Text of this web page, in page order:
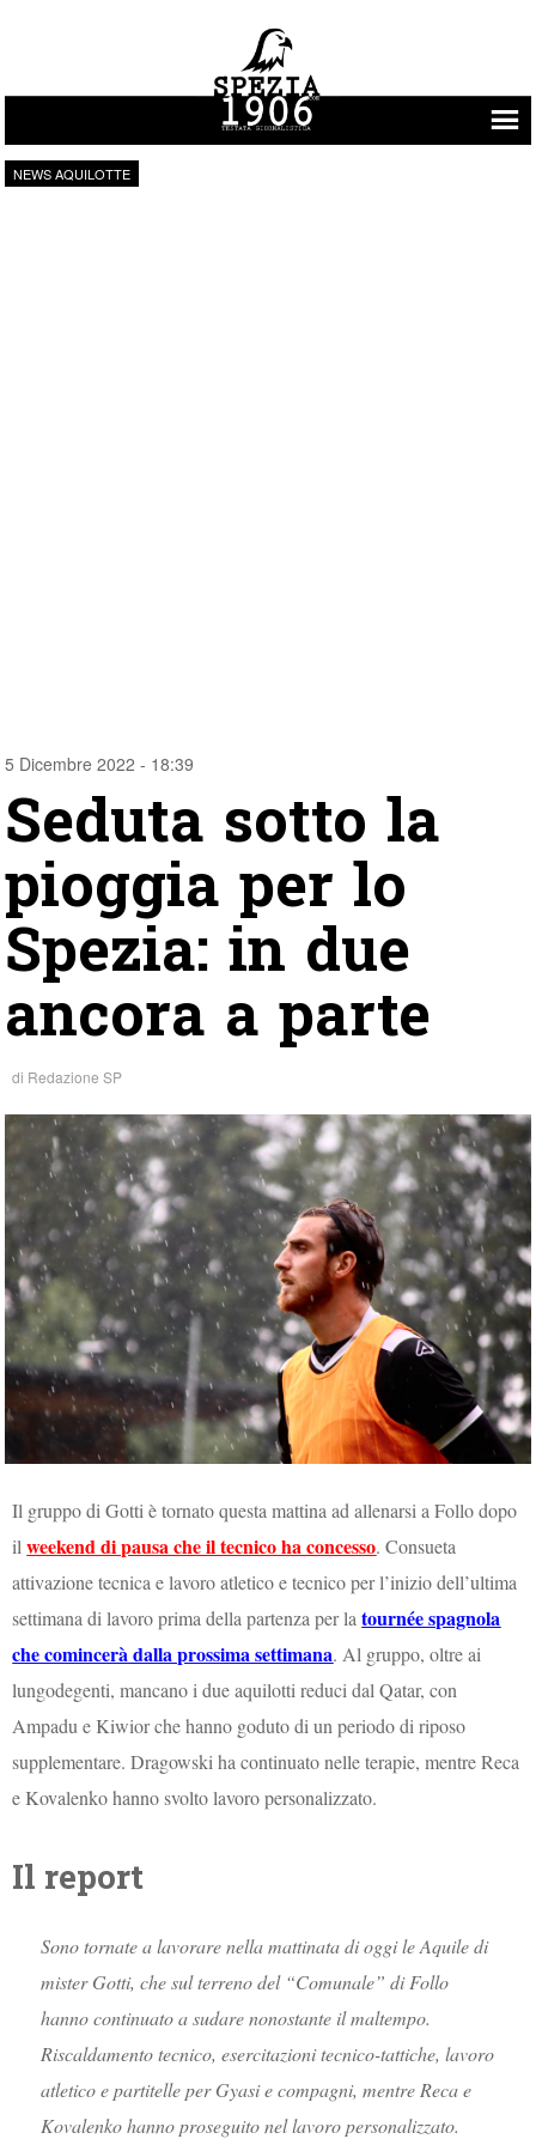
Vai al contenuto
NEWS AQUILOTTE
5 Dicembre 2022 - 18:39
Seduta sotto la
pioggia per lo
Spezia: in due
ancora a parte
di Redazione SP
Il gruppo di Gotti è tornato questa mattina ad allenarsi a Follo dopo
ilweekend di pausa che il tecnico ha concesso. Consueta
attivazione tecnica e lavoro atletico e tecnico per l’inizio dell’ultima
settimana di lavoro prima della partenza per latournée spagnola
che comincerà dalla prossima settimana. Al gruppo, oltre ai
lungodegenti, mancano i due aquilotti reduci dal Qatar, con
Ampadu e Kiwior che hanno goduto di un periodo di riposo
supplementare. Dragowski ha continuato nelle terapie, mentre Reca
e Kovalenko hanno svolto lavoro personalizzato.
Il report
Sono tornate a lavorare nella mattinata di oggi le Aquile di
mister Gotti, che sul terreno del “Comunale” di Follo
hanno continuato a sudare nonostante il maltempo.
Riscaldamento tecnico, esercitazioni tecnico-tattiche, lavoro
atletico e partitelle per Gyasi e compagni, mentre Reca e
Kovalenko hanno proseguito nel lavoro personalizzato.